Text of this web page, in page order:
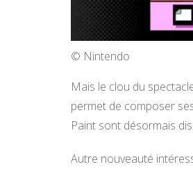
© Nintendo
Mais le clou du
permet de composer
Paint sont désormais
Autre nouveauté